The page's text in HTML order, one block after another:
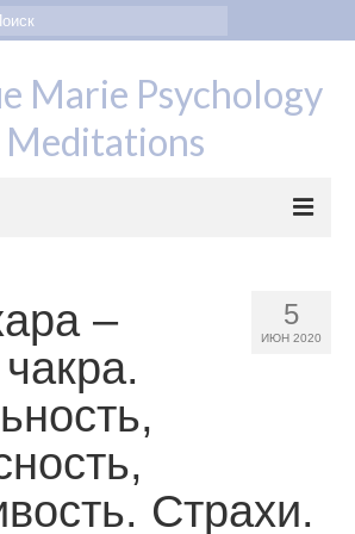
Marie Psychology
Meditations
психотерапия
5
ИЮН 2020
–
Страхи.